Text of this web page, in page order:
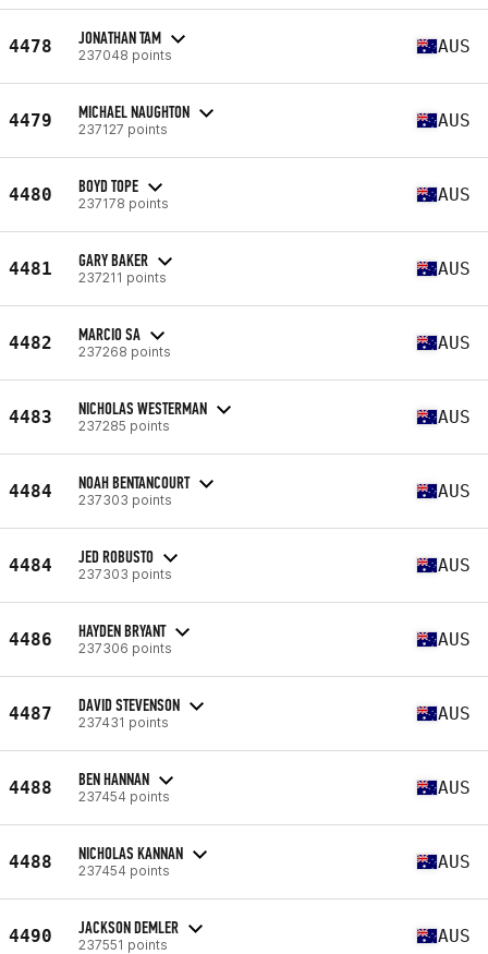
4478 JONATHAN TAM
237048 points AUS
4479 MICHAEL NAUGHTON
237127 points AUS
4480 BOYD TOPE
237178 points AUS
4481 GARY BAKER
237211 points AUS
4482 MARCIO SA
237268 points AUS
4483 NICHOLAS WESTERMAN
237285 points AUS
4484 NOAH BENTANCOURT
237303 points AUS
4484 JED ROBUSTO
237303 points AUS
4486 HAYDEN BRYANT
237306 points AUS
4487 DAVID STEVENSON
237431 points AUS
4488 BEN HANNAN
237454 points AUS
4488 NICHOLAS KANNAN
237454 points AUS
4490 JACKSON DEMLER
237551 points AUS